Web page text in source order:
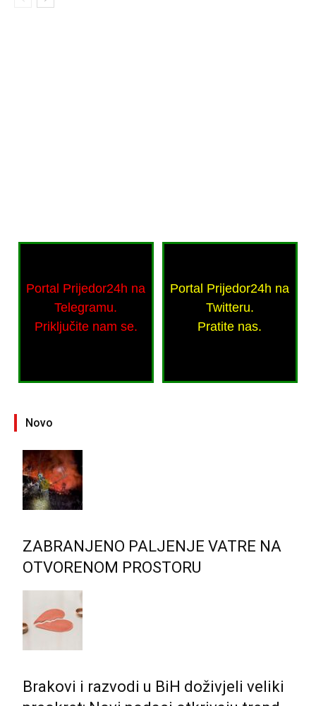
Portal Prijedor24h na
Telegramu.
Priključite nam se.
Portal Prijedor24h na
Twitteru.
Pratite nas.
Novo
ZABRANJENO PALJENJE VATRE NA
OTVORENOM PROSTORU
Brakovi i razvodi u BiH doživjeli veliki